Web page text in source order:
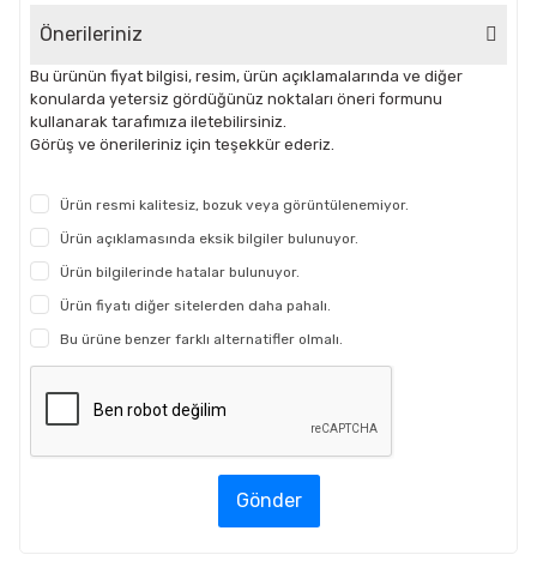
Önerileriniz
Bu ürünün fiyat bilgisi, resim, ürün açıklamalarında ve diğer
konularda yetersiz gördüğünüz noktaları öneri formunu
kullanarak tarafımıza iletebilirsiniz.
Görüş ve önerileriniz için teşekkür ederiz.
Ürün resmi kalitesiz, bozuk veya görüntülenemiyor.
Ürün açıklamasında eksik bilgiler bulunuyor.
Ürün bilgilerinde hatalar bulunuyor.
Ürün fiyatı diğer sitelerden daha pahalı.
Bu ürüne benzer farklı alternatifler olmalı.
Gönder